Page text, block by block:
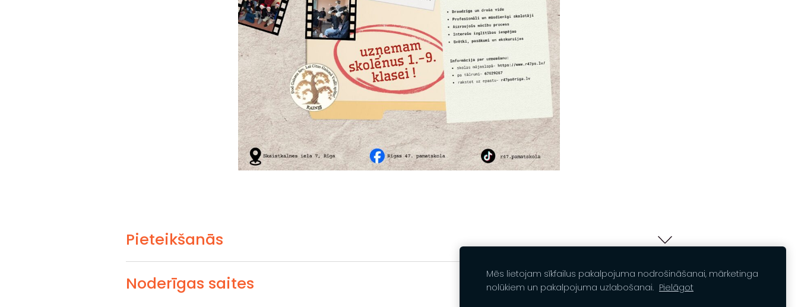
Pieteikšanās
Noderīgas saites
Mēs lietojam sīkfailus pakalpojuma nodrošināšanai, mārketinga
nolūkiem un pakalpojuma uzlabošanai. Pielāgot